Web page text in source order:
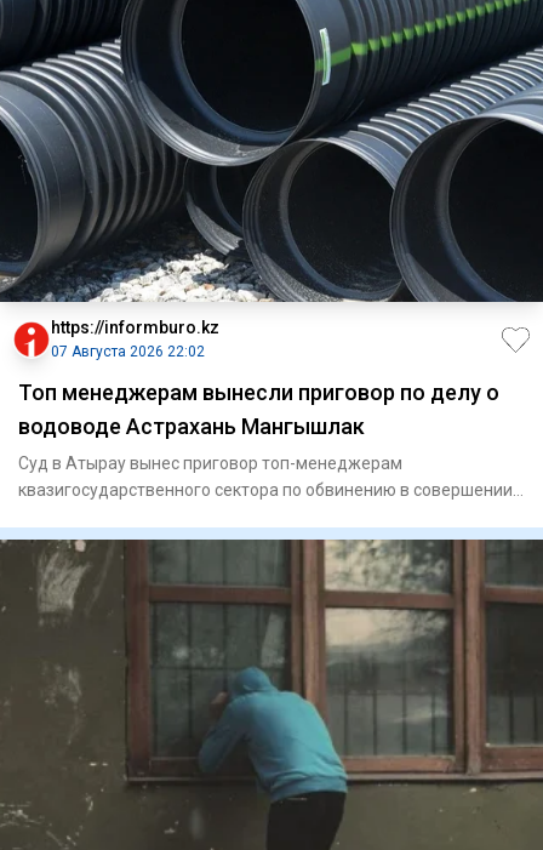
https://informburo.kz
07 Августа 2026 22:02
Топ менеджерам вынесли приговор по делу о
водоводе Астрахань Мангышлак
Суд в Атырау вынес приговор топ-менеджерам
квазигосударственного сектора по обвинению в совершении